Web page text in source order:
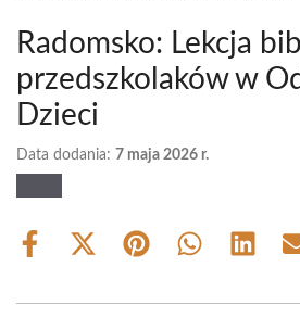
Radomsko: Lekcja
przedszkolaków w
Dzieci
Data dodania: 7 maja 2026 r.
Share
Share
(Twitter)
Share Share Share